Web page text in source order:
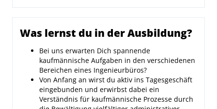
Was lernst du in der Ausbildung?
Bei uns erwarten Dich spannende
kaufmännische Aufgaben in den verschiedenen
Bereichen eines Ingenieurbüros?
Von Anfang an wirst du aktiv ins Tagesgeschäft
eingebunden und erwirbst dabei ein
Verständnis für kaufmännische Prozesse durch